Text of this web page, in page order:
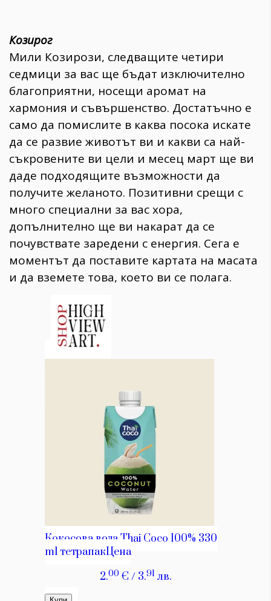
Козирог
Мили Козирози, следващите четири
седмици за вас ще бъдат изключително
благоприятни, носещи аромат на
хармония и съвършенство. Достатъчно е
само да помислите в каква посока искате
да се развие животът ви и какви са най-
съкровените ви цели и месец март ще ви
даде подходящите възможности да
получите желаното. Позитивни срещи с
много специални за вас хора,
допълнително ще ви накарат да се
почувствате заредени с енергия. Сега е
моментът да поставите картата на масата
и да вземете това, което ви се полага.